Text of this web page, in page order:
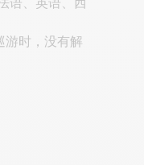
语、英语、西
游时，没有解